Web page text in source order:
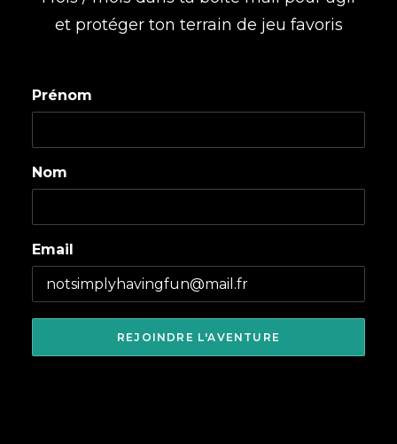
et protéger ton terrain de jeu favoris
Prénom
Nom
Email